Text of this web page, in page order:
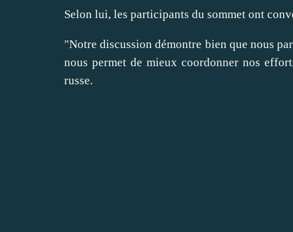
Selon lui, les participants du sommet ont
"Notre discussion démontre bien que nous
nous permet de mieux coordonner nos
russe.